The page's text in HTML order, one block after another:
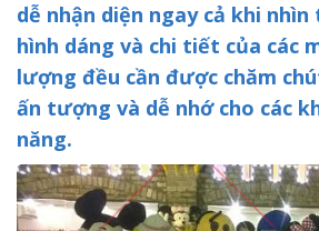
dễ nhận diện ngay cả khi nhìn
hình dáng và chi tiết của các
lượng đều cần được chăm
ấn tượng và dễ nhớ cho các
năng.